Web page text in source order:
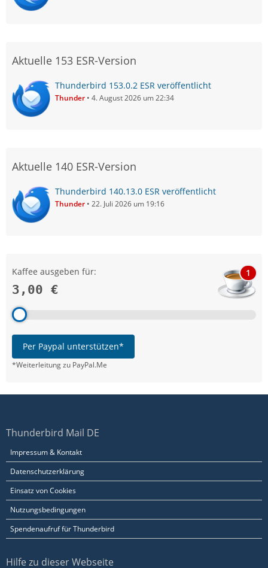
Aktuelle 153 ESR-Version
Thunderbird 153.0.2 ESR veröffentlicht
Thunder 4. August 2026 um 22:34
Aktuelle 140 ESR-Version
Thunderbird 140.13.0 ESR veröffentlicht
Thunder 22. Juli 2026 um 19:16
Kaffee ausgeben für:
3,00 €
1
Per Paypal unterstützen*
*Weiterleitung zu PayPal.Me
Thunderbird Mail DE
Impressum & Kontakt
Datenschutzerklärung
Einsatz von Cookies
Nutzungsbedingungen
Spendenaufruf für Thunderbird
Hilfe zu dieser Webseite